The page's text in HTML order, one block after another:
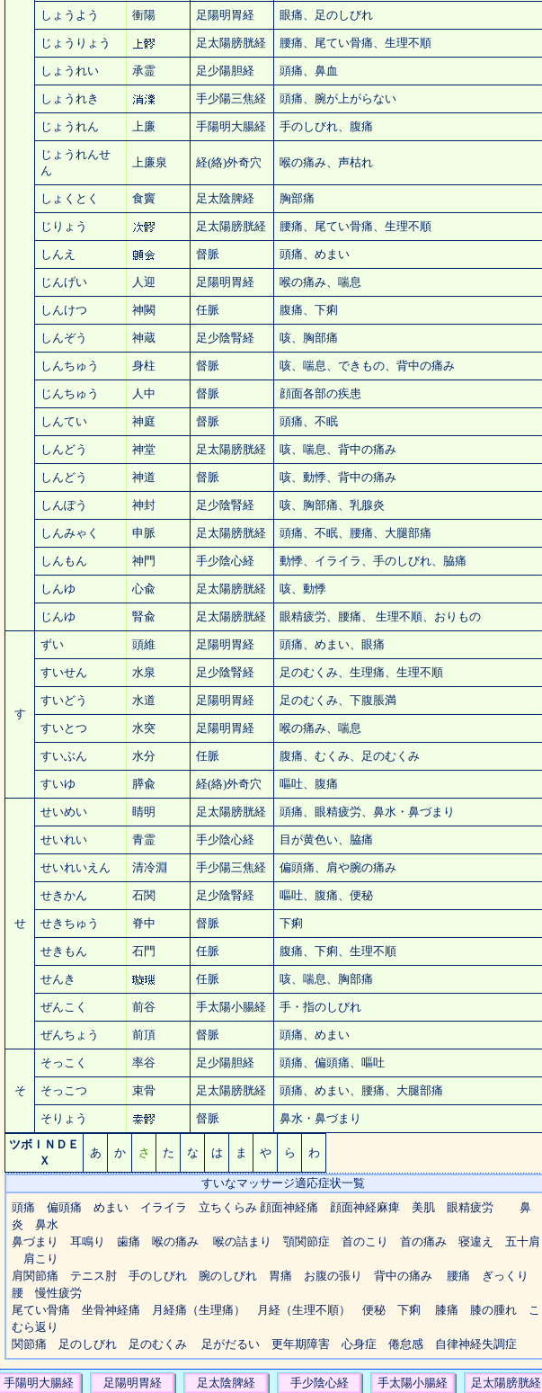
しょうよう 衝陽 足陽明胃経 眼痛、足のしびれ
じょうりょう 足太陽膀胱経 腰痛、尾てい骨痛、生理不順
しょうれい 承霊 足少陽胆経 頭痛、鼻血
しょうれき 手少陽三焦経 頭痛、腕が上がらない
じょうれん 上廉 手陽明大腸経 手のしびれ、腹痛
じょうれんせ
ん
上廉泉 経(絡)外奇穴 喉の痛み、声枯れ
しょくとく 食竇 足太陰脾経 胸部痛
じりょう 足太陽膀胱経 腰痛、尾てい骨痛、生理不順
しんえ 督脈 頭痛、めまい
じんげい 人迎 足陽明胃経 喉の痛み、喘息
しんけつ 神闕 任脈 腹痛、下痢
しんぞう 神蔵 足少陰腎経 咳、胸部痛
しんちゅう 身柱 督脈 咳、喘息、できもの、背中の痛み
じんちゅう 人中 督脈 顔面各部の疾患
しんてい 神庭 督脈 頭痛、不眠
しんどう 神堂 足太陽膀胱経 咳、喘息、背中の痛み
しんどう 神道 督脈 咳、動悸、背中の痛み
しんぽう 神封 足少陰腎経 咳、胸部痛、乳腺炎
しんみゃく 申脈 足太陽膀胱経 頭痛、不眠、 腰痛、大腿部痛
しんもん 神門 手少陰心経 動悸、 イライラ 、 手のしびれ、脇痛
しんゆ 心兪 足太陽膀胱経 咳、動悸
じんゆ 腎兪 足太陽膀胱経 眼精疲労、 腰痛、 生理不順、おりもの
す
ずい 頭維 足陽明胃経 頭痛、めまい、眼痛
すいせん 水泉 足少陰腎経 足のむくみ、生理痛、生理不順
すいどう 水道 足陽明胃経 足のむくみ、下腹脹満
すいとつ 水突 足陽明胃経 喉の痛み、喘息
すいぶん 水分 任脈 腹痛、むくみ、 足のむくみ
すいゆ 膵兪 経(絡)外奇穴 嘔吐、腹痛
せ
せいめい 睛明 足太陽膀胱経 頭痛、 眼精疲労、 鼻水・鼻づまり
せいれい 青霊 手少陰心経 目が黄色い、脇痛
せいれいえん 清冷淵 手少陽三焦経 偏頭痛、肩や腕の痛み
せきかん 石関 足少陰腎経 嘔吐、腹痛、 便秘
せきちゅう 脊中 督脈 下痢
せきもん 石門 任脈 腹痛、下痢、生理不順
せんき 任脈 咳、喘息、胸部痛
ぜんこく 前谷 手太陽小腸経 手・指のしびれ
ぜんちょう 前頂 督脈 頭痛、めまい
そ
そっこく 率谷 足少陽胆経 頭痛、 偏頭痛、嘔吐
そっこつ 束骨 足太陽膀胱経 頭痛、めまい、 腰痛、大腿部痛
そりょう 督脈
鼻水・鼻づまり
ツボＩＮＤＥ
Ｘ
あ か さ た な は ま や ら わ
すいなマッサージ適応症状一覧
頭痛 偏頭痛 めまい イライラ 立ちくらみ 顔面神経痛 顔面神経麻痺 美肌 眼精疲労 鼻
炎 鼻水
鼻づまり
耳鳴り 歯痛 喉の痛み 喉の詰まり 顎関節症 首のこり 首の痛み 寝違え 五十肩
肩こり
肩関節痛 テニス肘 手のしびれ 腕のしびれ 胃痛 お腹の張り 背中の痛み 腰痛 ぎっくり
腰 慢性疲労
尾てい骨痛 坐骨神経痛 月経痛（生理痛） 月経（生理不順） 便秘 下痢 膝痛 膝の腫れ こ
むら返り
関節痛 足のしびれ 足のむくみ 足がだるい 更年期障害 心身症 倦怠感 自律神経失調症
手陽明大腸経 足陽明胃経 足太陰脾経 手少陰心経 手太陽小腸経 足太陽膀胱経